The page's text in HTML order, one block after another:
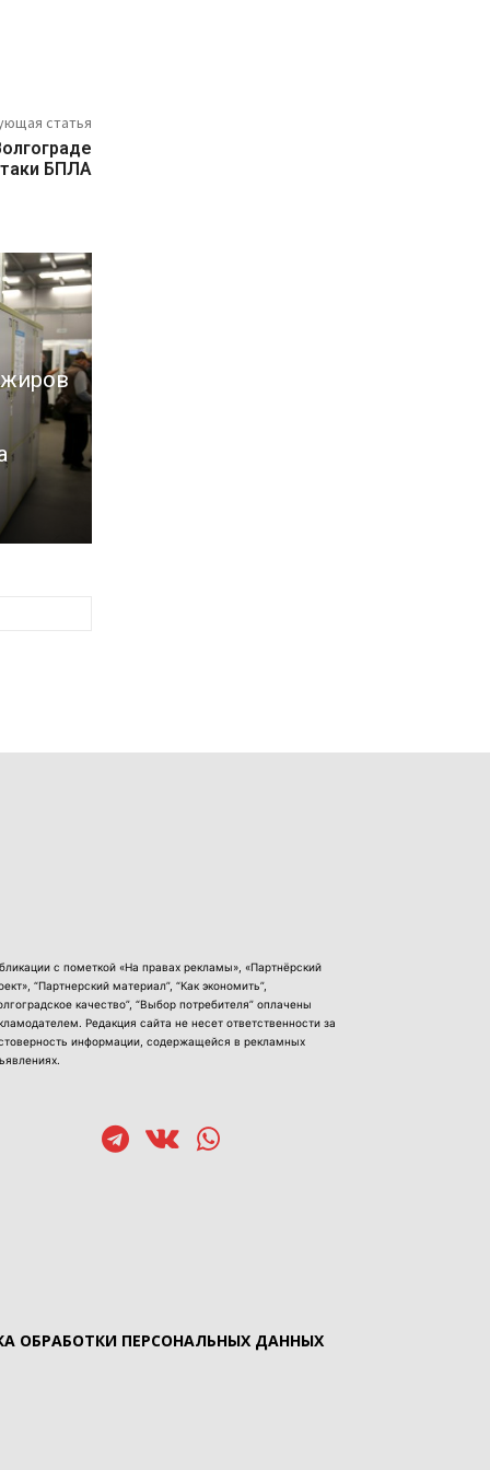
статья
БПЛА
с пометкой «На правах рекламы», «Партнёрский
“Партнерский материал”, “Как экономить”,
качество”, “Выбор потребителя” оплачены
Редакция сайта не несет ответственности за
информации, содержащейся в рекламных
ОБРАБОТКИ ПЕРСОНАЛЬНЫХ ДАННЫХ